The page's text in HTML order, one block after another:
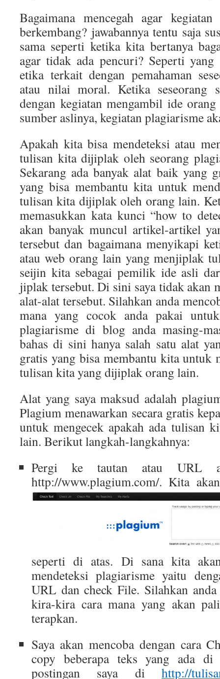
Bagaimana mencegah agar
berkembang? jawabannya tentu saja
sama seperti ketika kita bertanya
agar tidak ada pencuri? Seperti yang
etika terkait dengan pemahaman
atau nilai moral. Ketika seseorang
dengan kegiatan mengambil ide
sumber aslinya, kegiatan plagiarisme
Apakah kita bisa mendeteksi atau
tulisan kita dijiplak oleh seorang
Sekarang ada banyak alat baik yang
yang bisa membantu kita untuk
tulisan kita dijiplak oleh orang lain.
memasukkan kata kunci “how to
akan banyak muncul artikel-artikel
tersebut dan bagaimana menyikapi
atau web orang lain yang menjiplak
seijin kita sebagai pemilik ide asli
jiplak tersebut. Di sini saya tidak akan
alat-alat tersebut. Silahkan anda
mana yang cocok anda pakai
plagiarisme di blog anda masing-
bahas di sini hanya salah satu alat
gratis yang bisa membantu kita untuk
tulisan kita yang dijiplak orang lain.
Alat yang saya maksud adalah
Plagium menawarkan secara gratis
untuk mengecek apakah ada tulisan
lain. Berikut langkah-langkahnya:
Pergi ke tautan atau URL
http://www.plagium.com/. Kita akan
seperti di atas. Di sana kita
mendeteksi plagiarisme yaitu
URL dan check File. Silahkan
kira-kira cara mana yang akan
terapkan.
Saya akan mencoba dengan cara
copy beberapa teks yang ada di
postingan saya di http://